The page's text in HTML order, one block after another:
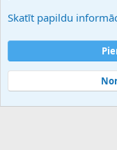
Palīdzība
Noteikumi un nosacījumi
Privātuma politika
Community platform by
Skatīt papildu